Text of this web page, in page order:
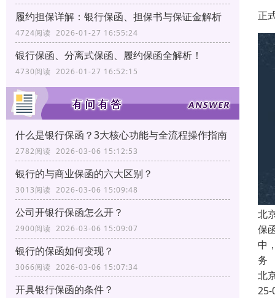
履约担保详解：银行保函、担保书与保证金解析
4724阅读 2026-01-27 16:55:24
银行保函、分离式保函、履约保函全解析！
4730阅读 2026-01-27 16:52:15
什么是银行保函？3大核心功能与全流程操作指南
2782阅读 2026-03-06 15:12:53
银行的与商业保函的六大区别？
3013阅读 2026-03-06 15:09:48
公司开银行保函怎么开？
2900阅读 2026-03-06 15:09:07
银行的保函如何变现？
3066阅读 2026-03-06 15:07:34
开具银行保函的条件？
正
北
保
中
务
北
25-